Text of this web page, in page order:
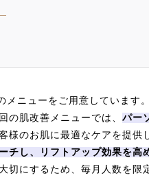
メニューをご用意しています
の肌改善メニューでは、 パー
様のお肌に最適なケアを提供
チし、リフトアップ効果を高
切にするため、毎月人数を限